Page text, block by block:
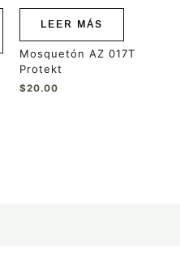
LEER MÁS
Mosquetón AZ 017T
Protekt
$20.00